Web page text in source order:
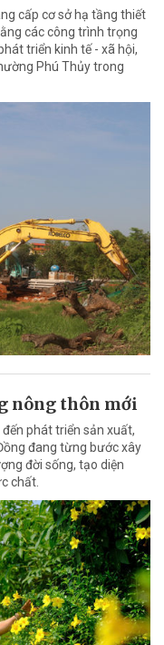
cấp cơ sở hạ tầng thiết
các công trình trọng
triển kinh tế - xã hội,
Phú Thủy trong
nông thôn mới
phát triển sản xuất,
đang từng bước xây
đời sống, tạo diện
chất.